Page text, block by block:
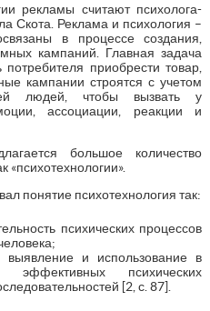
рекламы считают психолога-
Скота. Реклама и психология –
в процессе создания,
кампаний. Главная задача
приобрести товар,
кампании строятся с учетом
людей, чтобы вызвать у
ассоциации, реакции и
большое количество
«психотехнологии».
понятие психотехнология так:
психических процессов
выявление и использование в
эффективных психических
[2, с. 87].